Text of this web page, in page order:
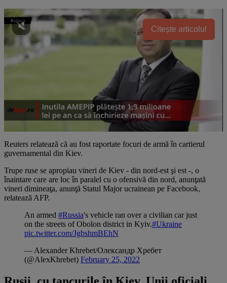
Citește articolul
Reuters relatează că au fost raportate focuri de armă în cartierul
guvernamental din Kiev.
Trupe ruse se apropiau vineri de Kiev - din nord-est şi est -, o
înaintare care are loc în paralel cu o ofensivă din nord, anunţată
vineri dimineaţa, anunţă Statul Major ucrainean pe Facebook,
relatează AFP.
An armed #Russia's vehicle ran over a civilian car just
on the streets of Obolon district in Kyiv.#Ukraine
pic.twitter.com/JgbshmBEhN
— Alexander Khrebet/Олександр Хребет
(@AlexKhrebet) February 25, 2022